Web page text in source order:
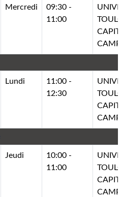
Mercredi
09:30 -
11:00
Lundi
11:00 -
12:30
Jeudi
10:00 -
11:00